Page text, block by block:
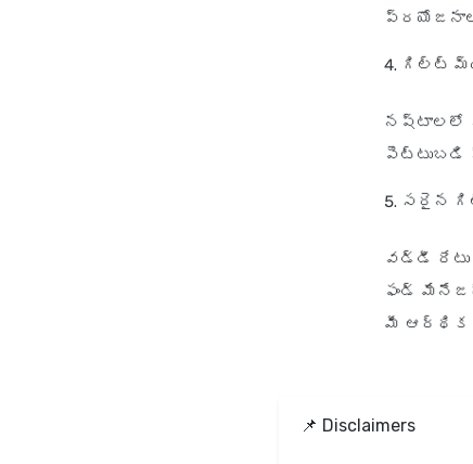
గిల్ట్
నష్టాలలో
పెట్టుబడి
సరైన
వడ్డీ
ఫండ్
మీ ఆర్థిక
📌 Disclaimers